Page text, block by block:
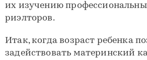
их изучению
риэлторов.
Итак, когда возраст ребенка
задействовать материнский